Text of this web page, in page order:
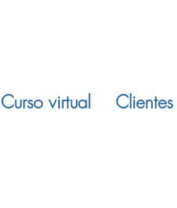
Curso virtual